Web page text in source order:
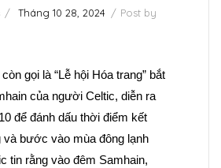
Tháng 10 28, 2024
Post by
gọi là “Lễ hội Hóa trang” bắt
của người Celtic, diễn ra
để đánh dấu thời điểm kết
và bước vào mùa đông lạnh
tin rằng vào đêm Samhain,